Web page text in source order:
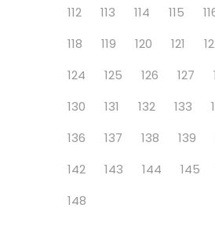
112
113 114 115
118
119 120 121
124
125 126 127
130
131 132 133
136
137 138 139
142
143 144 145
148